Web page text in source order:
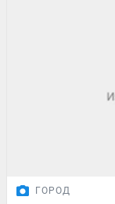
ГОРОД